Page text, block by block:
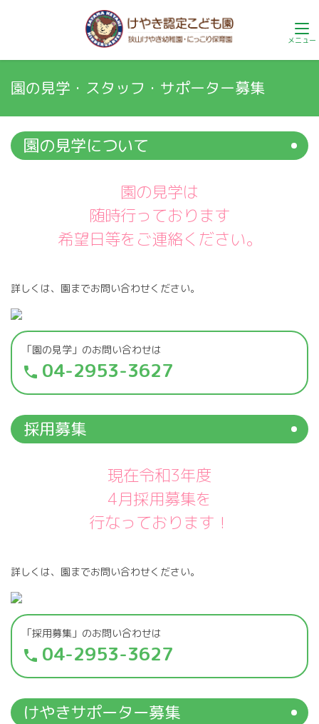
園の見学・スタッフ・サポーター募集
園の見学について
園の見学は
随時行っております
希望日等をご連絡ください。
詳しくは、園までお問い合わせください。
「園の見学」のお問い合わせは
phone 04-2953-3627
採用募集
現在令和3年度
4月採用募集を
行なっております！
詳しくは、園までお問い合わせください。
「採用募集」のお問い合わせは
phone 04-2953-3627
けやきサポーター募集